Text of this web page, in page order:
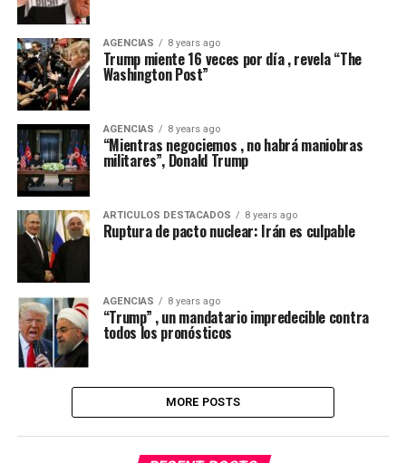
AGENCIAS 8 years ago
Trump miente 16 veces por día , revela “The
Washington Post”
AGENCIAS 8 years ago
“Mientras negociemos , no habrá maniobras
militares”, Donald Trump
ARTICULOS DESTACADOS 8 years ago
Ruptura de pacto nuclear: Irán es culpable
AGENCIAS 8 years ago
“Trump” , un mandatario impredecible contra
todos los pronósticos
MORE POSTS